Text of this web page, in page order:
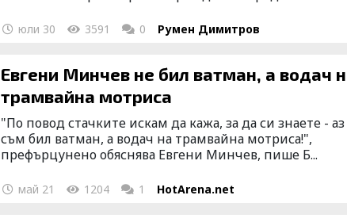
юли 30 3591 0 Румен Димитров
Евгени Минчев не бил ватман, а водач
трамвайна мотриса
"По повод стачките искам да кажа, за да си знаете -
съм бил ватман, а водач на трамвайна мотриса!",
префърцунено обяснява Евгени Минчев, пише Б...
май 21 1204 1 HotArena.net